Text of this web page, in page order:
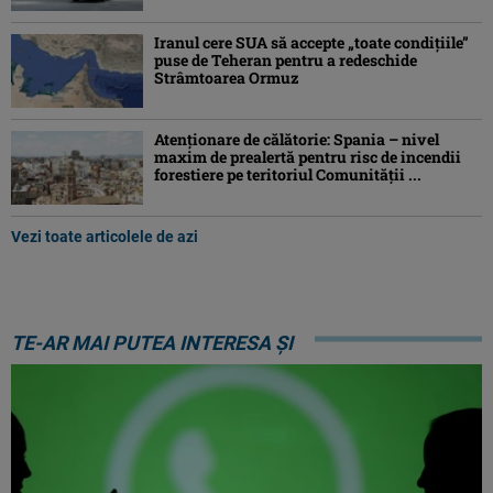
Iranul cere SUA să accepte „toate condiţiile”
puse de Teheran pentru a redeschide
Strâmtoarea Ormuz
Atenţionare de călătorie: Spania – nivel
maxim de prealertă pentru risc de incendii
forestiere pe teritoriul Comunităţii ...
Vezi toate articolele de azi
TE-AR MAI PUTEA INTERESA ȘI